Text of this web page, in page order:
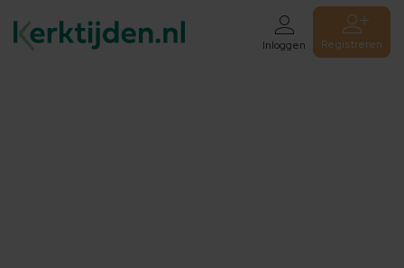
Inloggen Registreren